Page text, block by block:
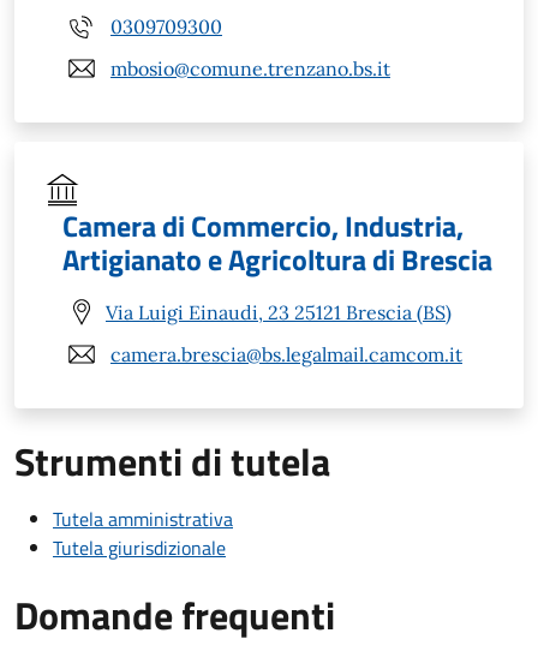
0309709300
mbosio@comune.trenzano.bs.it
Camera di Commercio, Industria,
Artigianato e Agricoltura di Brescia
Via Luigi Einaudi, 23 25121 Brescia (BS)
camera.brescia@bs.legalmail.camcom.it
Strumenti di tutela
Tutela amministrativa
Tutela giurisdizionale
Domande frequenti